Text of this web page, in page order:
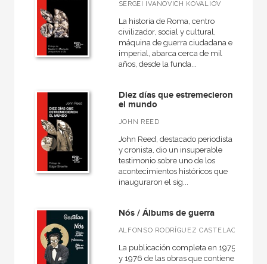
SERGEI IVANOVICH KOVALIOV
La historia de Roma, centro
civilizador, social y cultural,
máquina de guerra ciudadana e
imperial, abarca cerca de mil
años, desde la funda...
Diez días que estremecieron
el mundo
JOHN REED
John Reed, destacado periodista
y cronista, dio un insuperable
testimonio sobre uno de los
acontecimientos históricos que
inauguraron el sig...
Nós / Álbums de guerra
ALFONSO RODRÍGUEZ CASTELAO
La publicación completa en 1975
y 1976 de las obras que contiene